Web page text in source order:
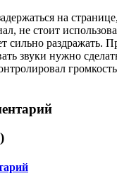
на
не стоит
сильно раздражать.
звуки нужно
)